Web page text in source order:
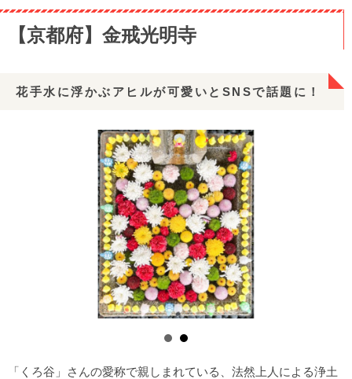
【京都府】金戒光明寺
花手水に浮かぶアヒルが可愛いとSNSで話題に！
「くろ谷」さんの愛称で親しまれている、法然上人による浄土